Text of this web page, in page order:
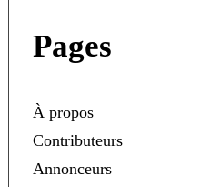
Pages
À propos
Contributeurs
Annonceurs